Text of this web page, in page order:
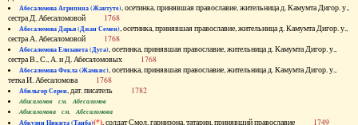
Абесаломова Агрипина (Жантуте), осетинка, принявшая православие, жительница д. Камумта Дигор. у.,
сестра Д. Абесаломовой 1768
Абесаломова Дарья (Джан Семен), осетинка, принявшая православие, жительница д. Камумта Дигор. у.,
сестра А. Абесаломовой 1768
Абесаломова Елизавета (Дуга), осетинка, принявшая православие, жительница д. Камумта Дигор. у.,
сестра В., С., А. и Д. Абесаломовых 1768
Абесаломова Фекла (Жамкис), осетинка, принявшая православие, жительница д. Камумта Дигор. у.,
тетка И. Абесаломова 1768
Абильгор Серен, дат. писатель 1782
Абисаломов см. Абесаломов
Абисаломова см. Абесаломова
Абкузин Никита (Танба)(*), солдат Смол. гарнизона, татарин, принявший православие 1749